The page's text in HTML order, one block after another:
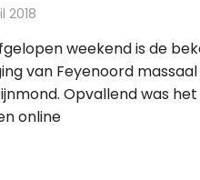
2018
weekend is de
van Feyenoord
Opvallend was
online